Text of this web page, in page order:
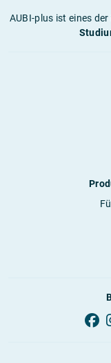
AUBI-plus ist eines der